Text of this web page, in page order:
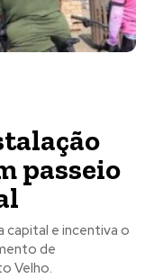
passeio
e incentiva o
de
Velho.